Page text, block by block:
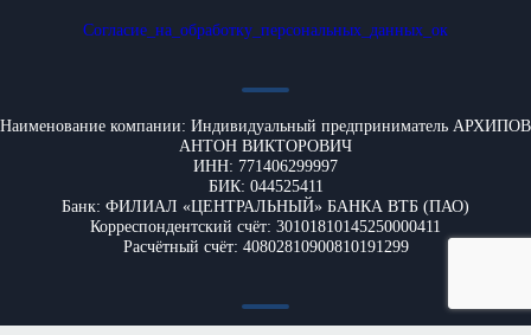
Согласие_на_обработку_персональных_данных_ок
Наименование компании: Индивидуальный предприниматель АРХИПОВ
АНТОН ВИКТОРОВИЧ
ИНН: 771406299997
БИК: 044525411
Банк: ФИЛИАЛ «ЦЕНТРАЛЬНЫЙ» БАНКА ВТБ (ПАО)
Корреспондентский счёт: 30101810145250000411
Расчётный счёт: 40802810900810191299